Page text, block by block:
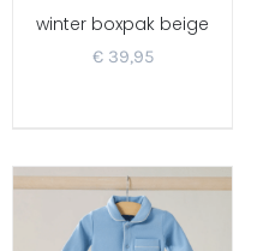
winter boxpak beige
€39,95